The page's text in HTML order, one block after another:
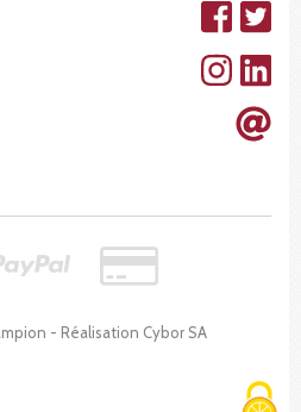
- Réalisation Cybor SA